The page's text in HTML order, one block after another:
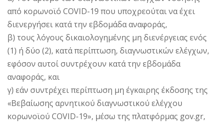
από κορωνοϊό COVID-19 που υποχρεούται να έχει
διενεργήσει κατά την εβδομάδα αναφοράς,
β) τους λόγους δικαιολογημένης μη διενέργειας ενός
(1) ή δύο (2), κατά περίπτωση, διαγνωστικών ελέγχων,
εφόσον αυτοί συντρέχουν κατά την εβδομάδα
αναφοράς, και
γ) εάν συντρέχει περίπτωση μη έγκαιρης έκδοσης της
«Βεβαίωσης αρνητικού διαγνωστικού ελέγχου
κορωνοϊού COVID-19», μέσω της πλατφόρμας gov.gr,